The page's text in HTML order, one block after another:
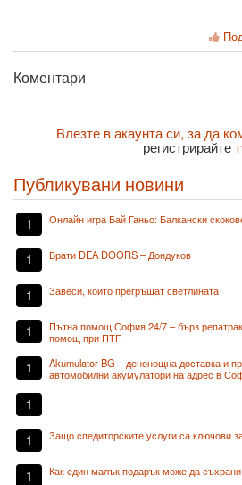
Коментари
Влезте в акаунта си, за да
регистрирайте
Публикувани новини
1 Онлайн игра Бай Ганьо: Балкански
1 Врати DEA DOORS – Дондуков
1 Завеси, които прегръщат светлината
1
Пътна помощ София 24/7 – бърз
помощ при ПТП
1
Akumulator BG – денонощна доставка и
автомобилни акумулатори на адрес в
1
1 Защо спедиторските услуги са ключови
1 Как един малък подарък може да